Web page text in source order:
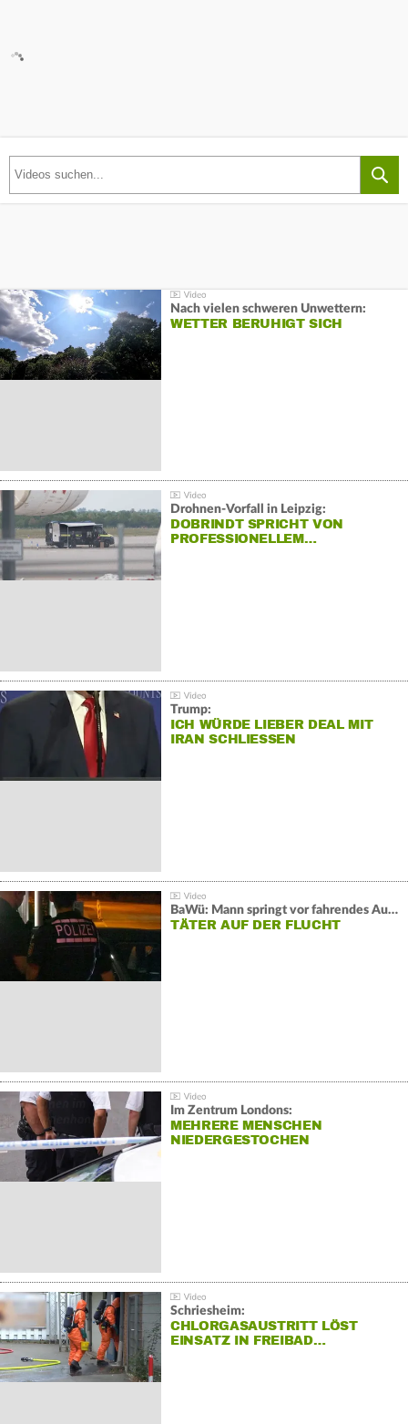
Nach vielen schweren Unwettern:
WETTER BERUHIGT SICH
Drohnen-Vorfall in Leipzig:
DOBRINDT SPRICHT VON
PROFESSIONELLEM…
Trump:
ICH WÜRDE LIEBER DEAL MIT
IRAN SCHLIESSEN
BaWü: Mann springt vor fahrendes Auto und schießt
TÄTER AUF DER FLUCHT
Im Zentrum Londons:
MEHRERE MENSCHEN
NIEDERGESTOCHEN
Schriesheim:
CHLORGASAUSTRITT LÖST
EINSATZ IN FREIBAD…